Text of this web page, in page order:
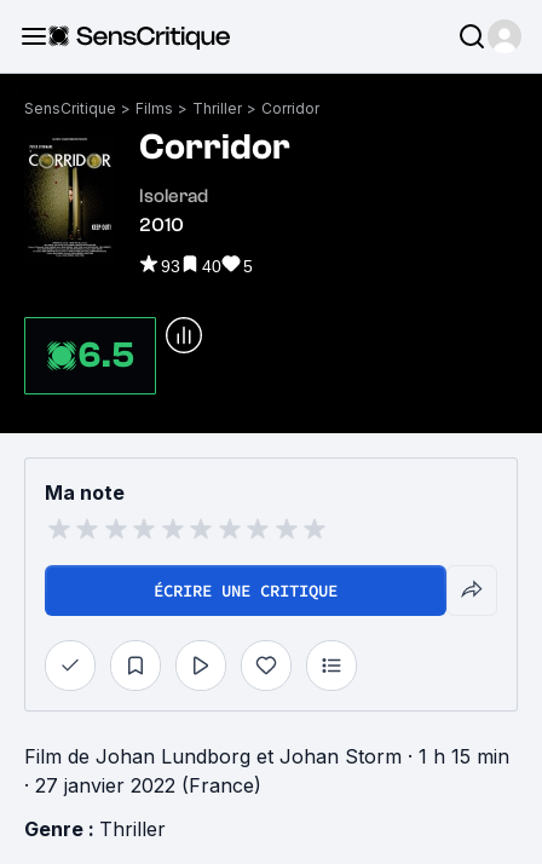
SensCritique > Films > Thriller > Corridor
Corridor
Isolerad
2010
93 40 5
6.5
Ma note
ÉCRIRE UNE CRITIQUE
Film de Johan Lundborg et Johan Storm · 1 h 15 min
· 27 janvier 2022 (France)
Genre : Thriller